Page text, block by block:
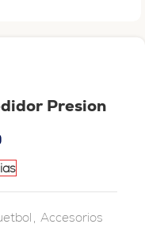
Presion
, Accesorios